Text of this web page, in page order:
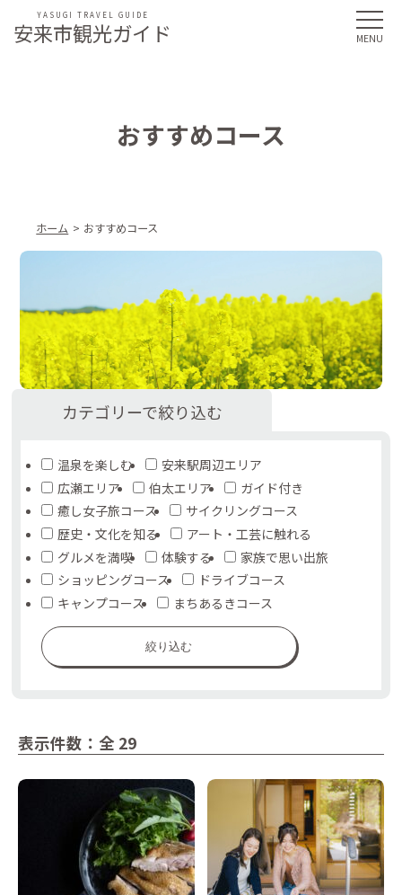
安来市観光ガイド
YASUGI TRAVEL GUIDE
おすすめコース
ホーム おすすめコース
カテゴリーで絞り込む
温泉を楽しむ
安来駅周辺エリア
広瀬エリア
伯太エリア
ガイド付き
癒し女子旅コース
サイクリングコース
歴史・文化を知る
アート・工芸に触れる
グルメを満喫
体験する
家族で思い出旅
ショッピングコース
ドライブコース
キャンプコース
まちあるきコース
絞り込む
表示件数：全 29